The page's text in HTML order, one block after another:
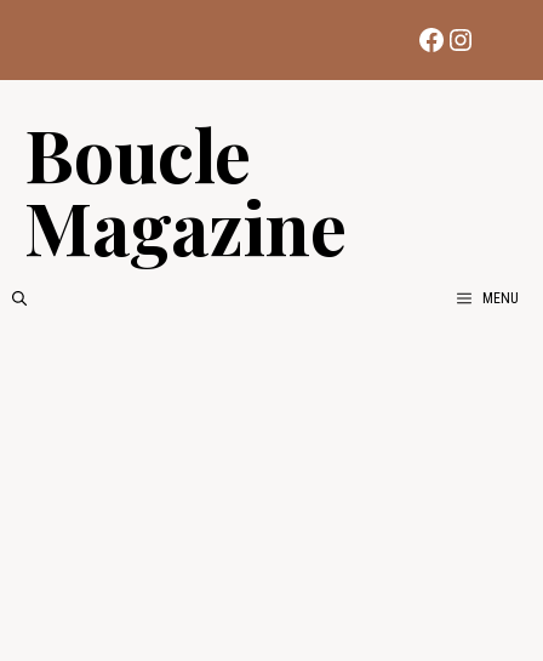
contenu
Facebook
Boucle
Magazine
MENU